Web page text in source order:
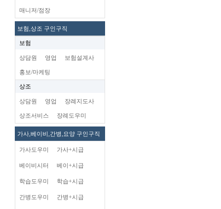
매니저/점장
보험,상조 구인구직
보험
상담원 영업 보험설계사
홍보/마케팅
상조
상담원 영업 장례지도사
상조서비스 장례도우미
가사,베이비,간병,요양 구인구직
가사도우미 가사+시급
베이비시터 베이+시급
학습도우미 학습+시급
간병도우미 간병+시급